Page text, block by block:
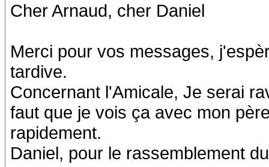
Cher Arnaud, cher Daniel
Merci pour vos messages,
tardive.
Concernant l'Amicale, Je serai
faut que je vois ça avec mon
rapidement.
Daniel, pour le rassemblement